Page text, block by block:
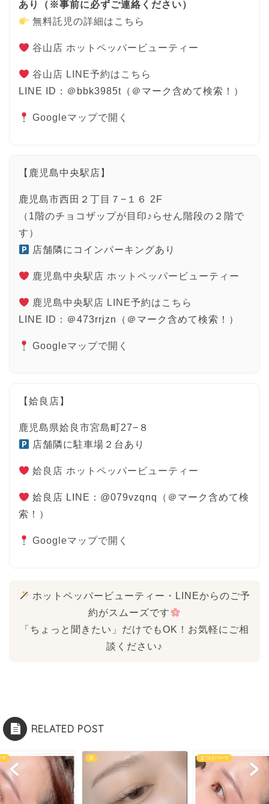
あり（※事前に必ずご連絡ください）
無料託児の詳細はこちら
谷山店 ホットペッパービューティー
谷山店 LINE予約はこちら
LINE ID：＠bbk3985t（＠マーク含めて検索！）
Googleマップで開く
【鹿児島中央駅店】
鹿児島市西田２丁目７−１６ 2F
（1階のチョコザップが目印♪らせん階段の２階で
す）
店舗隣にコインパーキングあり
鹿児島中央駅店 ホットペッパービューティー
鹿児島中央駅店 LINE予約はこちら
LINE ID：＠473rrjzn（＠マーク含めて検索！）
Googleマップで開く
【姶良店】
鹿児島県姶良市宮島町27−８
店舗隣に駐車場２台あり
姶良店 ホットペッパービューティー
姶良店 LINE：@079vzqnq（＠マーク含めて検
索！）
Googleマップで開く
ホットペッパービューティー・LINEからのご予
約がスムーズです
「ちょっと聞きたい」だけでもOK！お気軽にご相
談ください♪
RELATED POST
マ 眉 まつげパーマ